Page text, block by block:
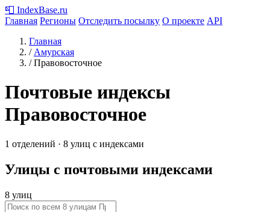
📮 IndexBase.ru
Главная Регионы Отследить посылку О проекте API
Главная
/ Амурская
/ Правовосточное
Почтовые индексы
Правовосточное
1 отделений · 8 улиц с индексами
Улицы с почтовыми индексами
8 улиц